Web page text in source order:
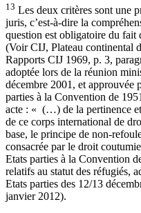
13 Les deux critères sont une
juris, c’est-à-dire la
question est obligatoire du fait
(Voir CIJ, Plateau continental
Rapports CIJ 1969, p. 3,
adoptée lors de la réunion
décembre 2001, et approuvée
parties à la Convention de
acte : « (…) de la pertinence et
de ce corps international de
base, le principe de non-
consacrée par le droit
Etats parties à la Convention
relatifs au statut des réfugiés,
Etats parties des 12/13
janvier 2012).